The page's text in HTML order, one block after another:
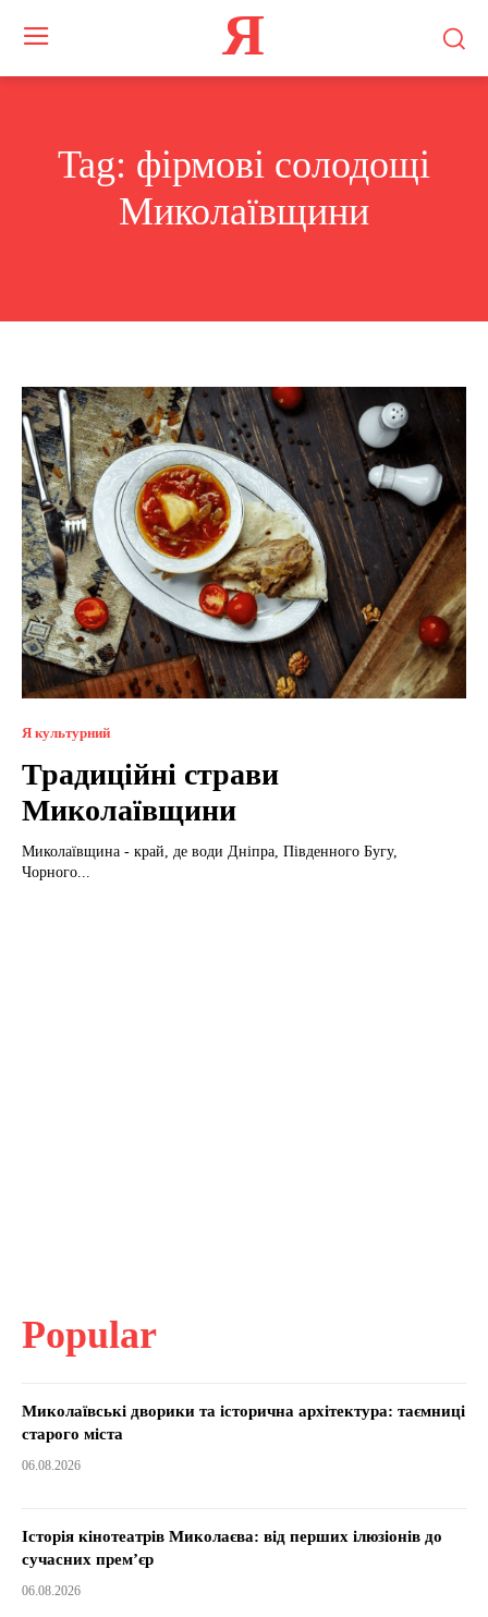
Я
Tag: фірмові солодощі
Миколаївщини
Я культурний
Традиційні страви
Миколаївщини
Миколаївщина - край, де води Дніпра, Південного Бугу,
Чорного...
Popular
Миколаївські дворики та історична архітектура: таємниці
старого міста
06.08.2026
Історія кінотеатрів Миколаєва: від перших ілюзіонів до
сучасних прем’єр
06.08.2026